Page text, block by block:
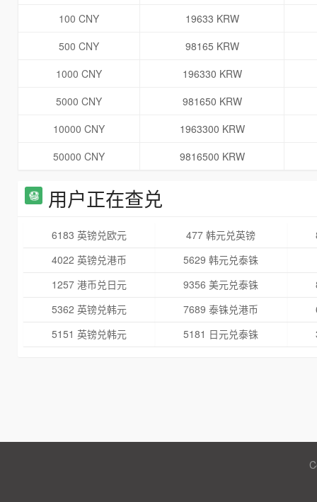
100 CNY
19633 KRW
500 CNY
98165 KRW
1000 CNY
196330 KRW
5000 CNY
981650 KRW
10000 CNY
1963300 KRW
50000 CNY
9816500 KRW
用户正在查兑
6183 英镑兑欧元 477 韩元兑英镑
4022 英镑兑港币
5629 韩元兑泰铢
1257 港币兑日元
9356 美元兑泰铢
5362 英镑兑韩元
7689 泰铢兑港币
5151 英镑兑韩元
5181 日元兑泰铢